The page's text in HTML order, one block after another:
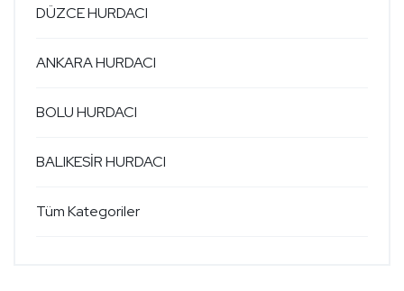
DÜZCE HURDACI
ANKARA HURDACI
BOLU HURDACI
BALIKESİR HURDACI
Tüm Kategoriler